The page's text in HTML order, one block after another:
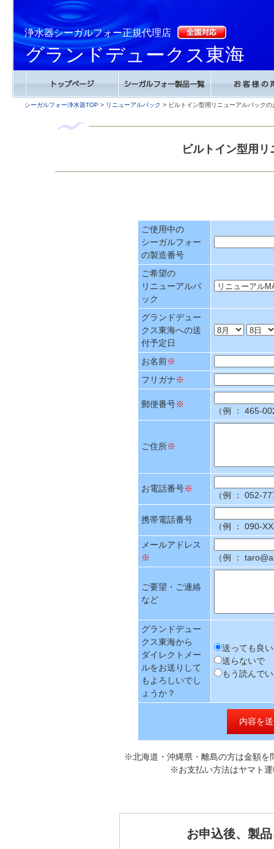
浄水器シーガルフォー正規代理店
グランドデュークス東海
シーガルフォー浄水器TOP > リニューアルパック > ビルトイン型用リニューアルパックの
ビルトイン型用
ご使用中の
シーガルフォー
の製造番号
ご希望の
リニューアルパ
ック
グランドデュー
クス東海への送
付予定日
お名前※
フリガナ※
郵便番号※
（例 ： 465-
ご住所※
お電話番号※
（例 ： 052-
携帯電話番号
（例 ： 090-
メールアドレス
※
（例 ：
ご要望・ご連絡
など
グランドデュー
クス東海から
ダイレクトメー
ルをお送りして
もよろしいでし
ょうか？
送っても良
送らないで
もう読んで
※北海道・沖縄県・離島の方は金額を
※お支払い方法はヤマト
お申込後、製